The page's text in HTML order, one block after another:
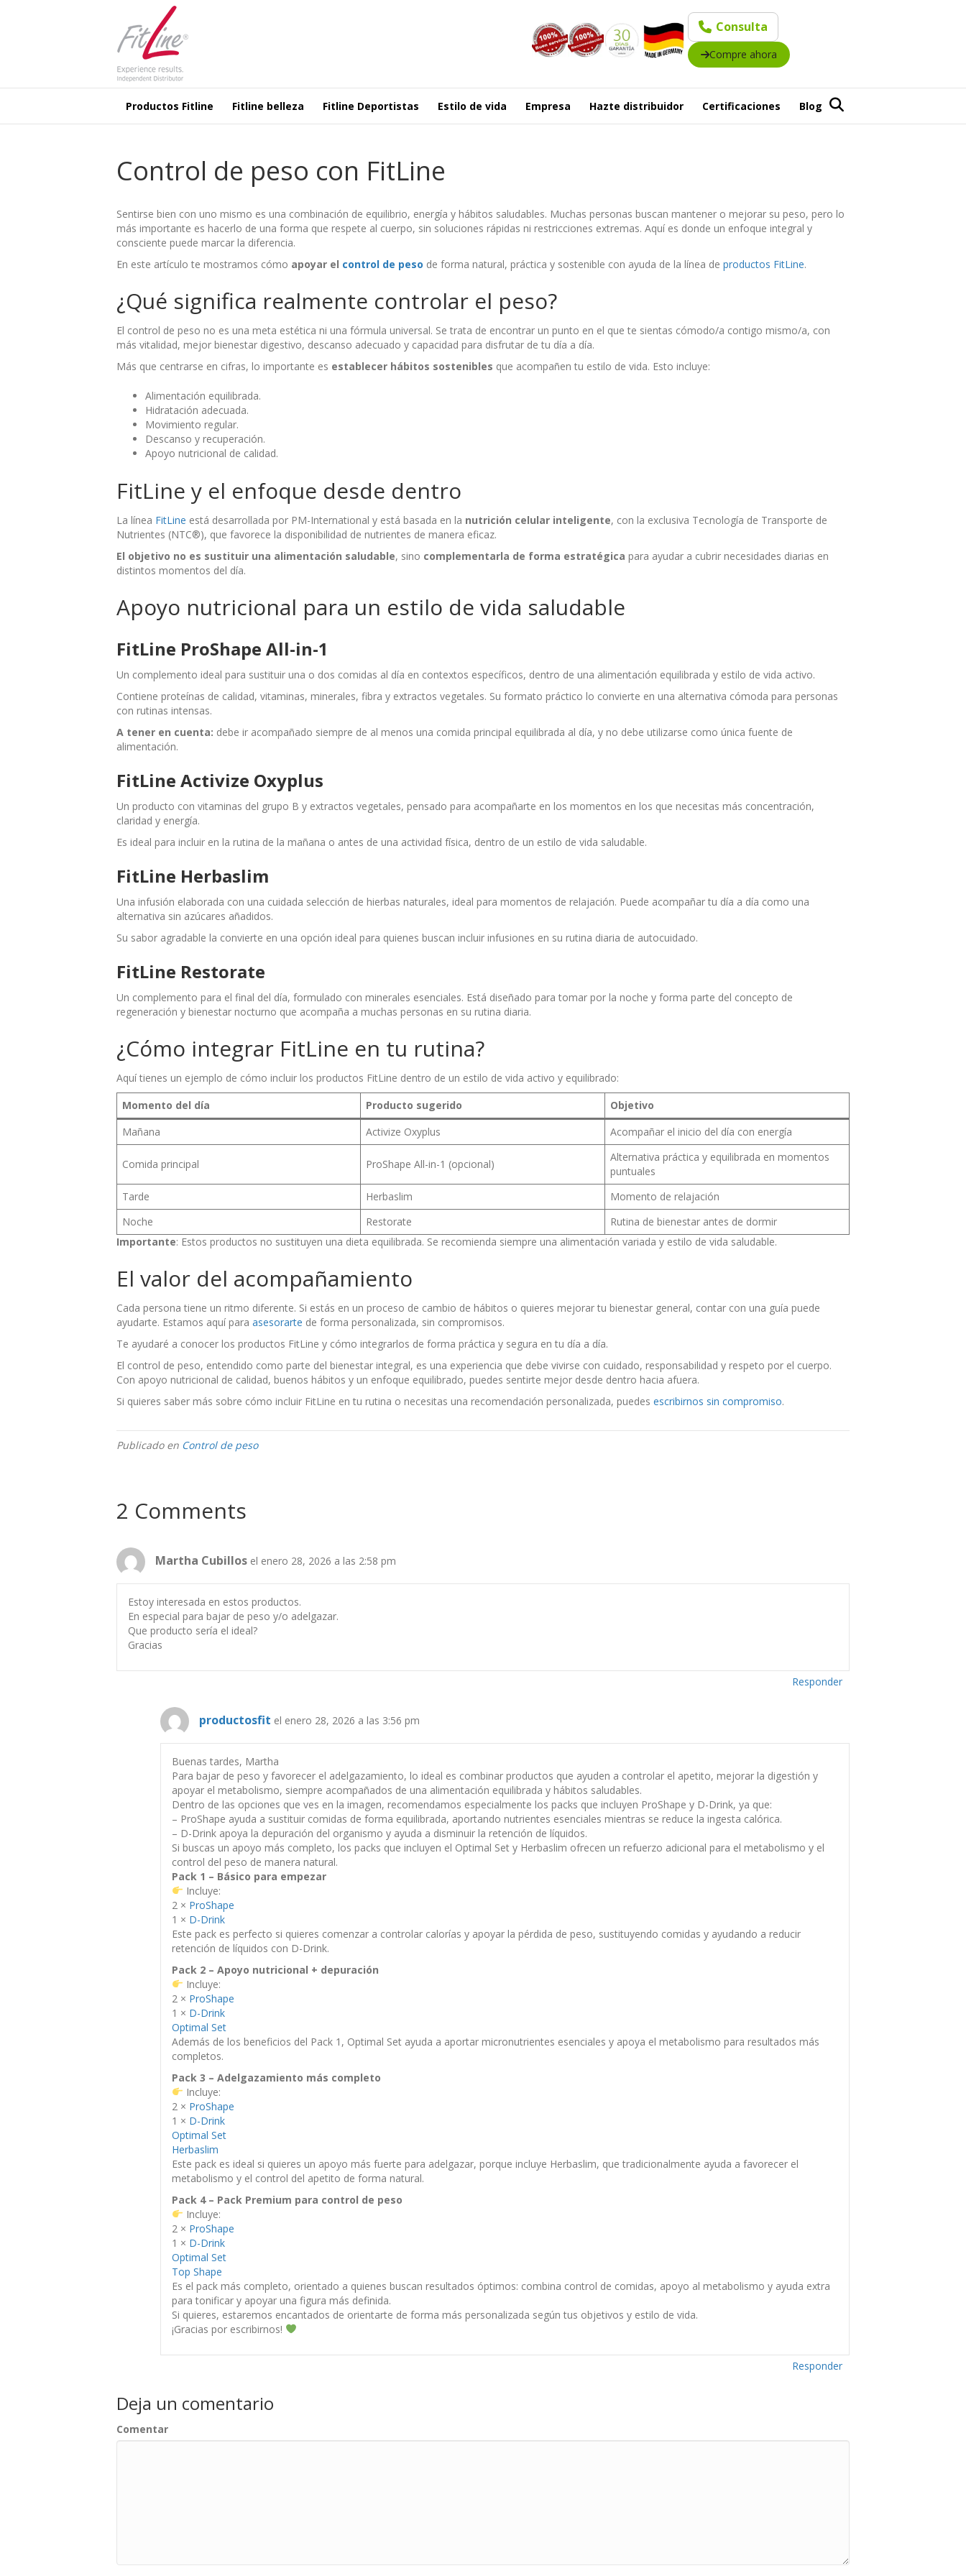
Consulta
Compre ahora
Productos Fitline Fitline belleza Fitline Deportistas Estilo de vida Empresa Hazte distribuidor Certificaciones Blog
Control de peso con FitLine
Sentirse bien con uno mismo es una combinación de equilibrio, energía y hábitos saludables. Muchas personas buscan mantener o mejorar su peso, pero lo
más importante es hacerlo de una forma que respete al cuerpo, sin soluciones rápidas ni restricciones extremas. Aquí es donde un enfoque integral y
consciente puede marcar la diferencia.
En este artículo te mostramos cómo apoyar el control de peso de forma natural, práctica y sostenible con ayuda de la línea de productos FitLine.
¿Qué significa realmente controlar el peso?
El control de peso no es una meta estética ni una fórmula universal. Se trata de encontrar un punto en el que te sientas cómodo/a contigo mismo/a, con
más vitalidad, mejor bienestar digestivo, descanso adecuado y capacidad para disfrutar de tu día a día.
Más que centrarse en cifras, lo importante es establecer hábitos sostenibles que acompañen tu estilo de vida. Esto incluye:
Alimentación equilibrada.
Hidratación adecuada.
Movimiento regular.
Descanso y recuperación.
Apoyo nutricional de calidad.
FitLine y el enfoque desde dentro
La línea FitLine está desarrollada por PM-International y está basada en la nutrición celular inteligente, con la exclusiva Tecnología de Transporte de
Nutrientes (NTC®), que favorece la disponibilidad de nutrientes de manera eficaz.
El objetivo no es sustituir una alimentación saludable, sino complementarla de forma estratégica para ayudar a cubrir necesidades diarias en
distintos momentos del día.
Apoyo nutricional para un estilo de vida saludable
FitLine ProShape All-in-1
Un complemento ideal para sustituir una o dos comidas al día en contextos específicos, dentro de una alimentación equilibrada y estilo de vida activo.
Contiene proteínas de calidad, vitaminas, minerales, fibra y extractos vegetales. Su formato práctico lo convierte en una alternativa cómoda para personas
con rutinas intensas.
A tener en cuenta: debe ir acompañado siempre de al menos una comida principal equilibrada al día, y no debe utilizarse como única fuente de
alimentación.
FitLine Activize Oxyplus
Un producto con vitaminas del grupo B y extractos vegetales, pensado para acompañarte en los momentos en los que necesitas más concentración,
claridad y energía.
Es ideal para incluir en la rutina de la mañana o antes de una actividad física, dentro de un estilo de vida saludable.
FitLine Herbaslim
Una infusión elaborada con una cuidada selección de hierbas naturales, ideal para momentos de relajación. Puede acompañar tu día a día como una
alternativa sin azúcares añadidos.
Su sabor agradable la convierte en una opción ideal para quienes buscan incluir infusiones en su rutina diaria de autocuidado.
FitLine Restorate
Un complemento para el final del día, formulado con minerales esenciales. Está diseñado para tomar por la noche y forma parte del concepto de
regeneración y bienestar nocturno que acompaña a muchas personas en su rutina diaria.
¿Cómo integrar FitLine en tu rutina?
Aquí tienes un ejemplo de cómo incluir los productos FitLine dentro de un estilo de vida activo y equilibrado:
Momento del día
Producto sugerido
Objetivo
Mañana
Activize Oxyplus Acompañar el inicio del día con energía
Comida principal ProShape All-in-1 (opcional)
Alternativa práctica y equilibrada en momentos
puntuales
Tarde
Herbaslim
Momento de relajación
Noche
Restorate
Rutina de bienestar antes de dormir
Importante: Estos productos no sustituyen una dieta equilibrada. Se recomienda siempre una alimentación variada y estilo de vida saludable.
El valor del acompañamiento
Cada persona tiene un ritmo diferente. Si estás en un proceso de cambio de hábitos o quieres mejorar tu bienestar general, contar con una guía puede
ayudarte. Estamos aquí para asesorarte de forma personalizada, sin compromisos.
Te ayudaré a conocer los productos FitLine y cómo integrarlos de forma práctica y segura en tu día a día.
El control de peso, entendido como parte del bienestar integral, es una experiencia que debe vivirse con cuidado, responsabilidad y respeto por el cuerpo.
Con apoyo nutricional de calidad, buenos hábitos y un enfoque equilibrado, puedes sentirte mejor desde dentro hacia afuera.
Si quieres saber más sobre cómo incluir FitLine en tu rutina o necesitas una recomendación personalizada, puedes escribirnos sin compromiso.
Publicado en Control de peso
2 Comments
Martha Cubillos el enero 28, 2026 a las 2:58 pm
Estoy interesada en estos productos.
En especial para bajar de peso y/o adelgazar.
Que producto sería el ideal?
Gracias
Responder
productosfit el enero 28, 2026 a las 3:56 pm
Buenas tardes, Martha
Para bajar de peso y favorecer el adelgazamiento, lo ideal es combinar productos que ayuden a controlar el apetito, mejorar la digestión y
apoyar el metabolismo, siempre acompañados de una alimentación equilibrada y hábitos saludables.
Dentro de las opciones que ves en la imagen, recomendamos especialmente los packs que incluyen ProShape y D-Drink, ya que:
– ProShape ayuda a sustituir comidas de forma equilibrada, aportando nutrientes esenciales mientras se reduce la ingesta calórica.
– D-Drink apoya la depuración del organismo y ayuda a disminuir la retención de líquidos.
Si buscas un apoyo más completo, los packs que incluyen el Optimal Set y Herbaslim ofrecen un refuerzo adicional para el metabolismo y el
control del peso de manera natural.
Pack 1 – Básico para empezar
Incluye:
2 × ProShape
1 × D-Drink
Este pack es perfecto si quieres comenzar a controlar calorías y apoyar la pérdida de peso, sustituyendo comidas y ayudando a reducir
retención de líquidos con D-Drink.
Pack 2 – Apoyo nutricional + depuración
Incluye:
2 × ProShape
1 × D-Drink
Optimal Set
Además de los beneficios del Pack 1, Optimal Set ayuda a aportar micronutrientes esenciales y apoya el metabolismo para resultados más
completos.
Pack 3 – Adelgazamiento más completo
Incluye:
2 × ProShape
1 × D-Drink
Optimal Set
Herbaslim
Este pack es ideal si quieres un apoyo más fuerte para adelgazar, porque incluye Herbaslim, que tradicionalmente ayuda a favorecer el
metabolismo y el control del apetito de forma natural.
Pack 4 – Pack Premium para control de peso
Incluye:
2 × ProShape
1 × D-Drink
Optimal Set
Top Shape
Es el pack más completo, orientado a quienes buscan resultados óptimos: combina control de comidas, apoyo al metabolismo y ayuda extra
para tonificar y apoyar una figura más definida.
Si quieres, estaremos encantados de orientarte de forma más personalizada según tus objetivos y estilo de vida.
¡Gracias por escribirnos!
Responder
Deja un comentario
Comentar